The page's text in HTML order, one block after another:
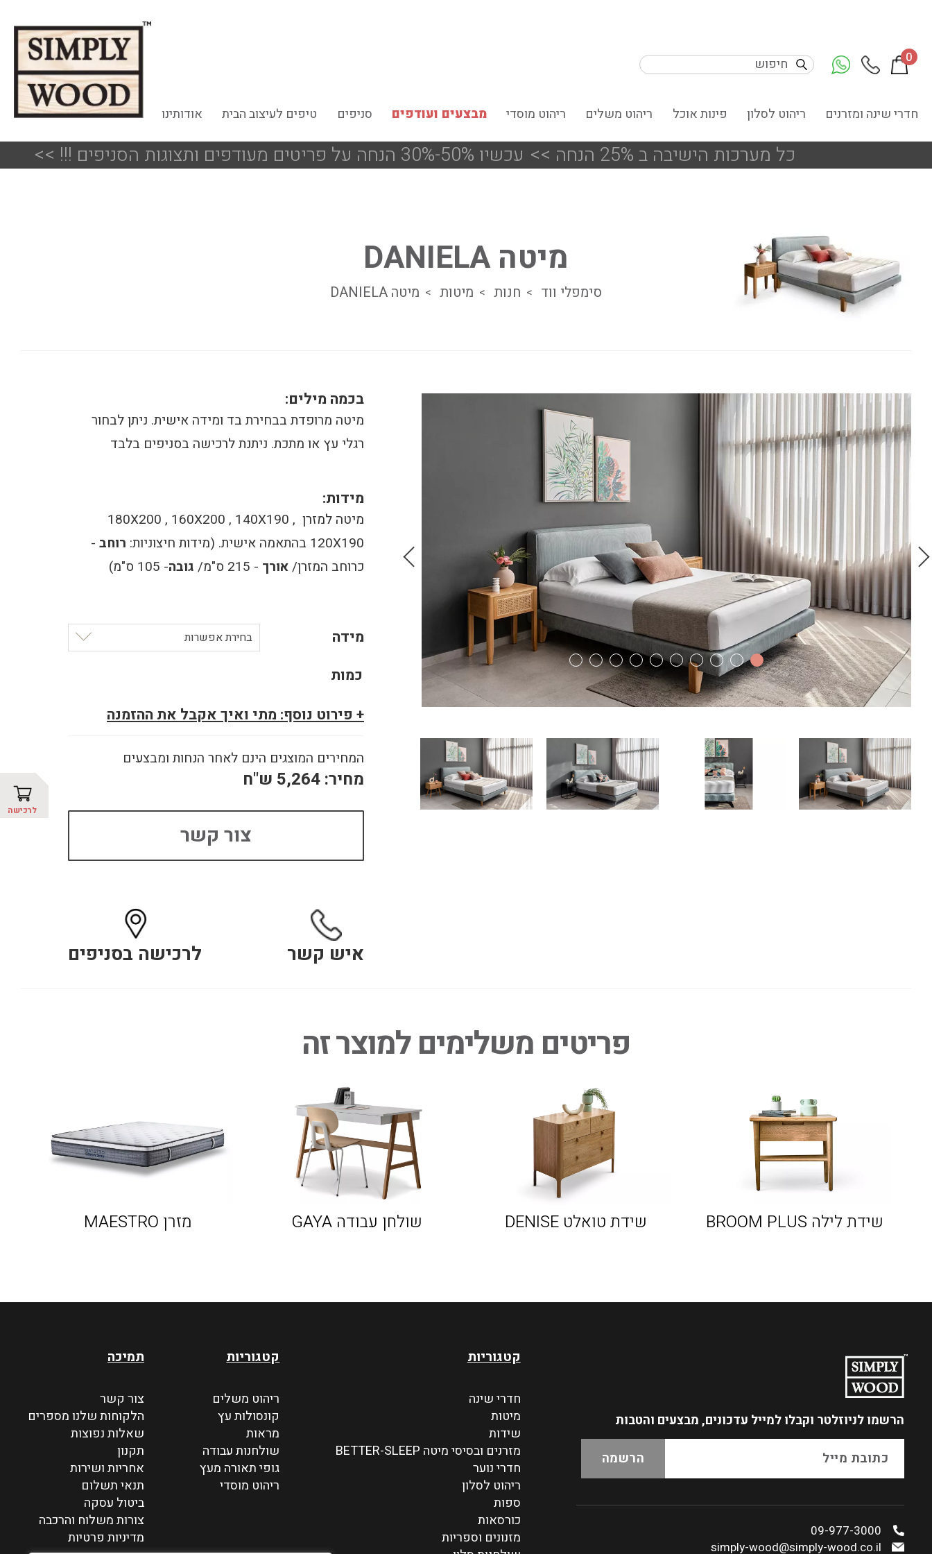
0
חדרי שינה ומזרנים ריהוט לסלון פינות אוכל ריהוט משלים ריהוט מוסדי מבצעים ועודפים סניפים טיפים לעיצוב הבית אודותינו
<< !!! עכשיו 50%-30% הנחה על פריטים מעודפים ותצוגות הסניפים << כל מערכות הישיבה ב 25% הנחה
לרכישה
מיטה DANIELA
סימפלי ווד חנות מיטות מיטה DANIELA
בכמה מילים:
מיטה מרופדת בבחירת בד ומידה אישית. ניתן לבחור
רגלי עץ או מתכת. ניתנת לרכישה בסניפים בלבד
מידות:
מיטה למזרן 180X200 , 160X200 , 140X190 ,
120X190 בהתאמה אישית. (מידות חיצוניות:
רוחב -
כרוחב המזרן/אורך - 215 ס"מ/ גובה- 105 ס"מ)
מידה בחירת אפשרות
כמות
+ פירוט נוסף: מתי ואיך אקבל את ההזמנה
המחירים המוצגים הינם לאחר הנחות ומבצעים
מחיר: 5,264 ש"ח
צור קשר
איש קשר לרכישה בסניפים
פריטים משלימים למוצר זה
שידת לילה BROOM PLUS שידת טואלט DENISE שולחן עבודה GAYA מזרן MAESTRO
הרשמו לניוזלטר וקבלו למייל עדכונים, מבצעים והטבות
09-977-3000
simply-wood@simply-wood.co.il
קטגוריות
חדרי שינה
מיטות
שידות
מזרנים ובסיסי מיטה BETTER-SLEEP
חדרי נוער
ריהוט לסלון
ספות
כורסאות
מזנונים וספריות
קטגוריות
ריהוט משלים
קונסולות עץ
מראות
שולחנות עבודה
גופי תאורה מעץ
ריהוט מוסדי
תמיכה
צור קשר
הלקוחות שלנו מספרים
שאלות נפוצות
תקנון
אחריות ושירות
תנאי תשלום
ביטול עסקה
צורות משלוח והרכבה
מדיניות פרטיות